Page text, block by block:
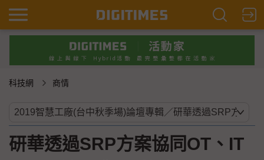
科技網 商情
研華透過SRP方案協同OT、IT